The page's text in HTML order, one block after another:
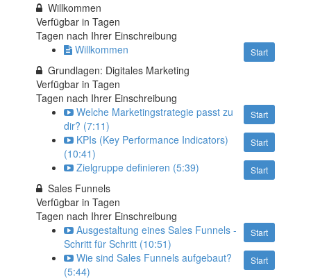
Willkommen
Verfügbar inTagen
Tagen nach Ihrer Einschreibung
Start
Willkommen
Grundlagen: Digitales Marketing
Verfügbar inTagen
Tagen nach Ihrer Einschreibung
Start
Welche Marketingstrategie passt zu
dir? (7:11)
Start
KPIs (Key Performance Indicators)
(10:41)
Start
Zielgruppe definieren (5:39)
Sales Funnels
Verfügbar inTagen
Tagen nach Ihrer Einschreibung
Start
Ausgestaltung eines Sales Funnels -
Schritt für Schritt (10:51)
Start
Wie sind Sales Funnels aufgebaut?
(5:44)